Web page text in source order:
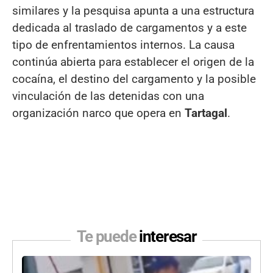
similares y la pesquisa apunta a una estructura
dedicada al traslado de cargamentos y a este
tipo de enfrentamientos internos. La causa
continúa abierta para establecer el origen de la
cocaína, el destino del cargamento y la posible
vinculación de las detenidas con una
organización narco que opera en Tartagal.
Te puedeinteresar